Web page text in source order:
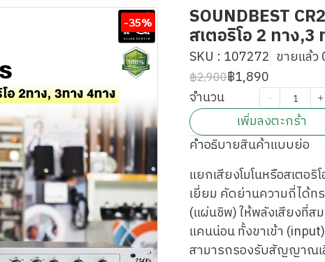
-35% SOUNDBEST
สเตอริโอ 2 ทาง,3
SKU : 107272 ขายแล้ว
฿2,900฿1,890
จำนวน
เพิ่มลงตะกร้า
คำอธิบายสินค้าแบบย่อ
แยกเสียงโมโนหรือสเตอ
เยี่ยม คัดย่านความถี่ได้
(แผ่นชิพ) ให้พลังเสียงที่
แคนน่อน ทั้งขาเข้า
สามารถรองรับสัญญาณเ